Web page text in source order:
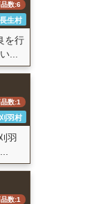
数:6
生村
を行
...
数:1
羽村
羽
数:1